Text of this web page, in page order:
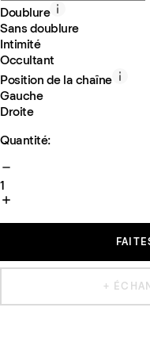
Doublure
Sans doublure
Intimité
Occultant
Position de la chaîne
Gauche
Droite
Quantité:
1
+